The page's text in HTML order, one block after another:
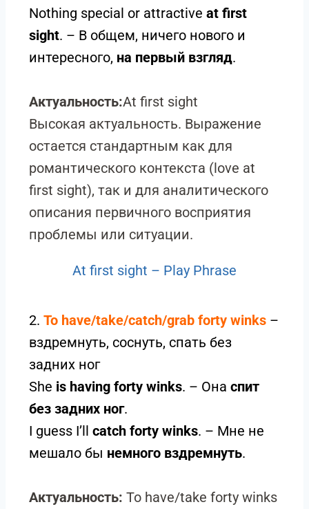
Nothing special or attractive at first
sight. – В общем, ничего нового и
интересного, на первый взгляд.
Актуальность:At first sight
Высокая актуальность. Выражение
остается стандартным как для
романтического контекста (love at
first sight), так и для аналитического
описания первичного восприятия
проблемы или ситуации.
At first sight – Play Phrase
2. To have/take/catch/grab forty winks –
вздремнуть, соснуть, спать без
задних ног
She is having forty winks. – Она спит
без задних ног.
I guess I’ll catch forty winks. – Мне не
мешало бы немного вздремнуть.
Актуальность: To have/take forty winks